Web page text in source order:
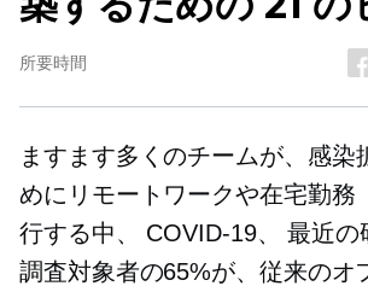
所要時間
ますます多くのチームが、感染
めにリモートワークや在宅勤務
行する中、 COVID-19、 最近の
調査対象者の65%が、従来のオ